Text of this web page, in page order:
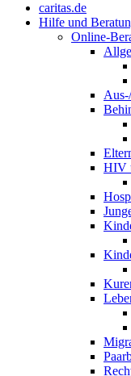
caritas.de
Hilfe und
Online-
HIV